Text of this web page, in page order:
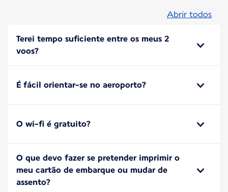
Abrir todos
Terei tempo suficiente entre os meus 2
voos?
É fácil orientar-se no aeroporto?
O wi-fi é gratuito?
O que devo fazer se pretender imprimir o
meu cartão de embarque ou mudar de
assento?